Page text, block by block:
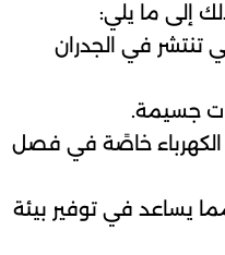
إلى ما يلي:
تنتشر في الجدران
جسيمة.
الكهرباء خاصًة في فصل
يساعد في توفير بيئة